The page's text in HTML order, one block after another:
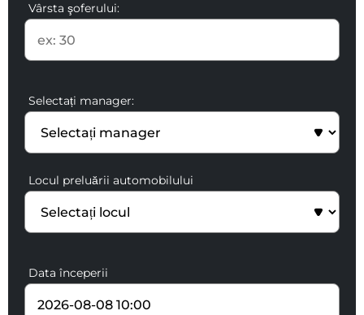
Vârsta şoferului:
Selectați manager:
Locul preluării automobilului
Data începerii